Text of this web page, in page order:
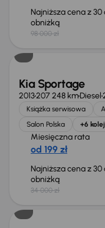
Najniższa cena z
obniżką
98 000 zł
Taniej o 500 zł
Kia Sportage
2013207 248 kmDiesel
Książka serwisowa
Salon Polska
+6
Miesięczna rata
od 199 zł
Najniższa cena z
obniżką
34 000 zł